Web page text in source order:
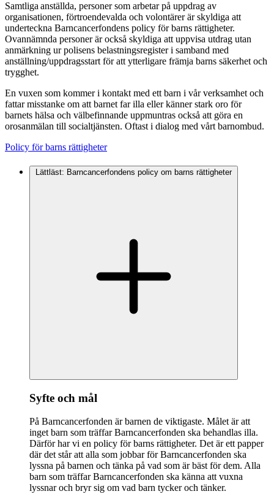
Samtliga anställda, personer som arbetar på uppdrag av
organisationen, förtroendevalda och volontärer är skyldiga att
underteckna Barncancerfondens policy för barns rättigheter.
Ovannämnda personer är också skyldiga att uppvisa utdrag utan
anmärkning ur polisens belastningsregister i samband med
anställning/uppdragsstart för att ytterligare främja barns säkerhet och
trygghet.
En vuxen som kommer i kontakt med ett barn i vår verksamhet och
fattar misstanke om att barnet far illa eller känner stark oro för
barnets hälsa och välbefinnande uppmuntras också att göra en
orosanmälan till socialtjänsten. Oftast i dialog med vårt barnombud.
Policy för barns rättigheter
Lättläst: Barncancerfondens policy om barns rättigheter
Syfte och mål
På Barncancerfonden är barnen de viktigaste. Målet är att
inget barn som träffar Barncancerfonden ska behandlas illa.
Därför har vi en policy för barns rättigheter. Det är ett papper
där det står att alla som jobbar för Barncancerfonden ska
lyssna på barnen och tänka på vad som är bäst för dem. Alla
barn som träffar Barncancerfonden ska känna att vuxna
lyssnar och bryr sig om vad barn tycker och tänker.